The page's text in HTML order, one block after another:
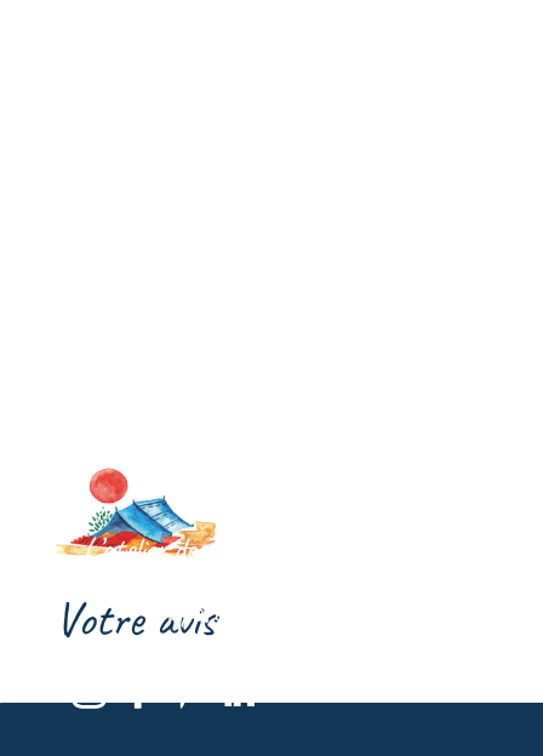
Votre avis
L’atelier des motifs joyeux, colorés et
papeterie, décoration…